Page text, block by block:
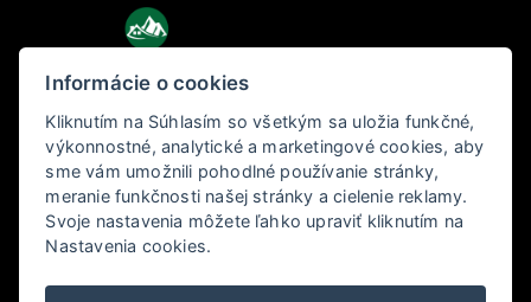
Holiday Tatras
Pod lesom 3, 060 01 Kežmarok
+421 904 656 877
Informácie o cookies
Kliknutím na Súhlasím so všetkým sa uložia funkčné,
výkonnostné, analytické a marketingové cookies, aby
sme vám umožnili pohodlné používanie stránky,
meranie funkčnosti našej stránky a cielenie reklamy.
Svoje nastavenia môžete ľahko upraviť kliknutím na
Nastavenia cookies.